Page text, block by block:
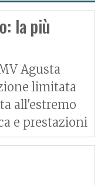
la più
Agusta
limitata
all'estremo
e prestazioni